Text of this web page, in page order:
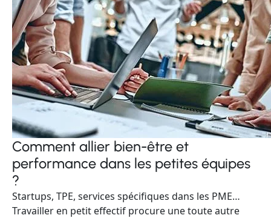
Comment allier bien-être et
performance dans les petites équipes
?
Startups, TPE, services spécifiques dans les PME…
Travailler en petit effectif procure une toute autre